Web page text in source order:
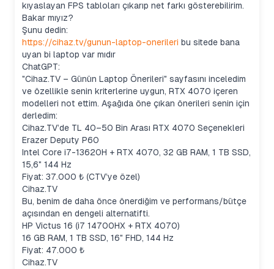
kıyaslayan FPS tabloları çıkarıp net farkı gösterebilirim.
Bakar mıyız?
Şunu dedin:
https://cihaz.tv/gunun-laptop-onerileri bu sitede bana
uyan bi laptop var mıdır
ChatGPT:
"Cihaz.TV – Günün Laptop Önerileri" sayfasını inceledim
ve özellikle senin kriterlerine uygun, RTX 4070 içeren
modelleri not ettim. Aşağıda öne çıkan önerileri senin için
derledim:
Cihaz.TV’de TL 40–50 Bin Arası RTX 4070 Seçenekleri
Erazer Deputy P60
Intel Core i7-13620H + RTX 4070, 32 GB RAM, 1 TB SSD,
15,6" 144 Hz
Fiyat: 37.000 ₺ (CTV’ye özel)
Cihaz.TV
Bu, benim de daha önce önerdiğim ve performans/bütçe
açısından en dengeli alternatifti.
HP Victus 16 (i7 14700HX + RTX 4070)
16 GB RAM, 1 TB SSD, 16" FHD, 144 Hz
Fiyat: 47.000 ₺
Cihaz.TV